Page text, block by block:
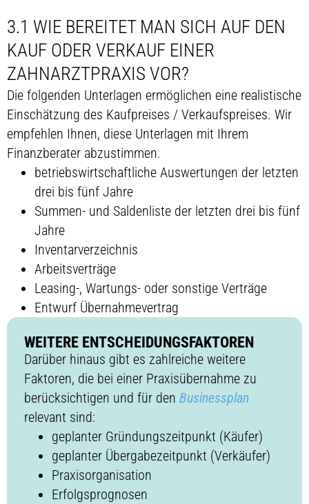
3.1 WIE BEREITET MAN SICH AUF DEN
KAUF ODER VERKAUF EINER
ZAHNARZTPRAXIS VOR?
Die folgenden Unterlagen ermöglichen eine realistische
Einschätzung des Kaufpreises / Verkaufspreises. Wir
empfehlen Ihnen, diese Unterlagen mit Ihrem
Finanzberater abzustimmen.
betriebswirtschaftliche Auswertungen der letzten
drei bis fünf Jahre
Summen- und Saldenliste der letzten drei bis fünf
Jahre
Inventarverzeichnis
Arbeitsverträge
Leasing-, Wartungs- oder sonstige Verträge
Entwurf Übernahmevertrag
WEITERE ENTSCHEIDUNGSFAKTOREN
Darüber hinaus gibt es zahlreiche weitere
Faktoren, die bei einer Praxisübernahme zu
berücksichtigen und für den Businessplan
relevant sind:
geplanter Gründungszeitpunkt (Käufer)
geplanter Übergabezeitpunkt (Verkäufer)
Praxisorganisation
Erfolgsprognosen